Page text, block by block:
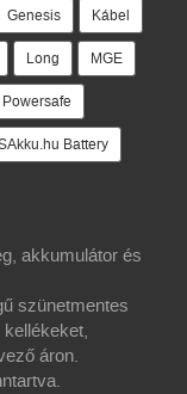
Genesis Kábel
Long MGE
Powersafe
Battery
akkumulátor és
szünetmentes
áron.